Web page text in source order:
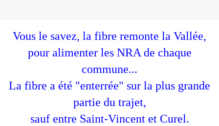
Vous le savez, la fibre remonte la Vallée,
pour alimenter les NRA de chaque
commune...
La fibre a été "enterrée" sur la plus grande
partie du trajet,
sauf entre Saint-Vincent et Curel.